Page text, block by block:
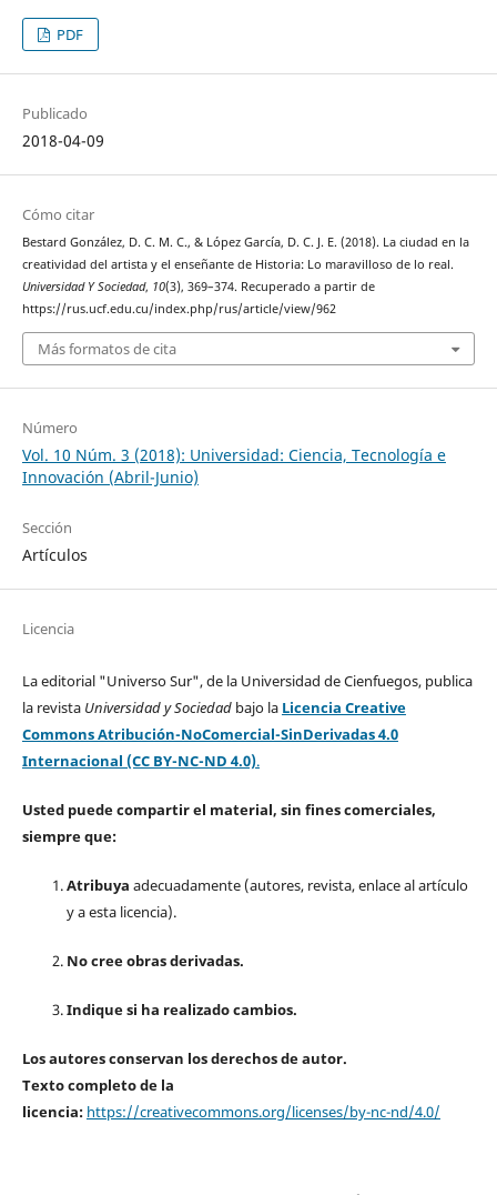
PDF
Publicado
2018-04-09
Cómo citar
Bestard González, D. C. M. C., & López García, D. C. J. E. (2018). La ciudad en la
creatividad del artista y el enseñante de Historia: Lo maravilloso de lo real.
Universidad Y Sociedad, 10(3), 369–374. Recuperado a partir de
https://rus.ucf.edu.cu/index.php/rus/article/view/962
Más formatos de cita
Número
Vol. 10 Núm. 3 (2018): Universidad: Ciencia, Tecnología e
Innovación (Abril-Junio)
Sección
Artículos
Licencia
La editorial "Universo Sur", de la Universidad de Cienfuegos, publica
la revista Universidad y Sociedad bajo la Licencia Creative
Commons Atribución-NoComercial-SinDerivadas 4.0
Internacional (CC BY-NC-ND 4.0).
Usted puede compartir el material, sin fines comerciales,
siempre que:
Atribuya adecuadamente (autores, revista, enlace al artículo
y a esta licencia).
No cree obras derivadas.
Indique si ha realizado cambios.
Los autores conservan los derechos de autor.
Texto completo de la
licencia: https://creativecommons.org/licenses/by-nc-nd/4.0/